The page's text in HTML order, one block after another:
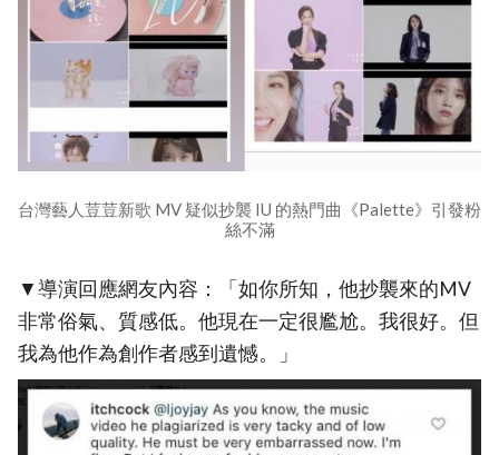
台灣藝人荳荳新歌 MV 疑似抄襲 IU 的熱門曲《Palette》引發粉
絲不滿
▼導演回應網友內容：「如你所知，他抄襲來的MV
非常俗氣、質感低。他現在一定很尷尬。我很好。但
我為他作為創作者感到遺憾。」